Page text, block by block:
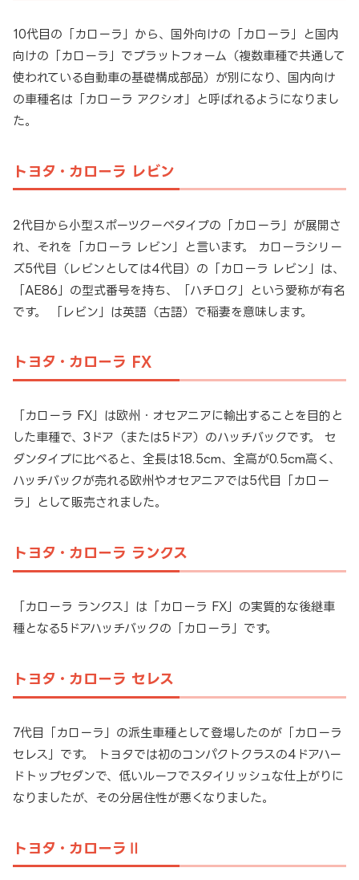
10代目の「カローラ」から、国外向けの「カローラ」と国内
向けの「カローラ」でプラットフォーム（複数車種で共通して
使われている自動車の基礎構成部品）が別になり、国内向け
の車種名は「カローラ アクシオ」と呼ばれるようになりまし
た。
トヨタ・カローラ レビン
2代目から小型スポーツクーペタイプの「カローラ」が展開さ
れ、それを「カローラ レビン」と言います。 カローラシリー
ズ5代目（レビンとしては4代目）の「カローラ レビン」は、
「AE86」の型式番号を持ち、「ハチロク」という愛称が有名
です。 「レビン」は英語（古語）で稲妻を意味します。
トヨタ・カローラ FX
「カローラ FX」は欧州・オセアニアに輸出することを目的と
した車種で、3ドア（または5ドア）のハッチバックです。 セ
ダンタイプに比べると、全長は18.5cm、全高が0.5cm高く、
ハッチバックが売れる欧州やオセアニアでは5代目「カロー
ラ」として販売されました。
トヨタ・カローラ ランクス
「カローラ ランクス」は「カローラ FX」の実質的な後継車
種となる5ドアハッチバックの「カローラ」です。
トヨタ・カローラ セレス
7代目「カローラ」の派生車種として登場したのが「カローラ
セレス」です。 トヨタでは初のコンパクトクラスの4ドアハー
ドトップセダンで、低いルーフでスタイリッシュな仕上がりに
なりましたが、その分居住性が悪くなりました。
トヨタ・カローラⅡ